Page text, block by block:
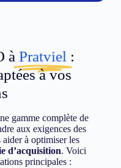
à Pratviel :
à vos
gamme complète de
aux exigences des
aider à optimiser les
d’acquisition. Voici
principales :